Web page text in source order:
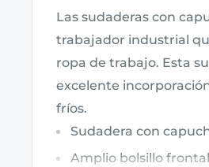
Las sudaderas con
trabajador industrial
ropa de trabajo. Esta
excelente
fríos.
Sudadera con
Amplio bolsillo